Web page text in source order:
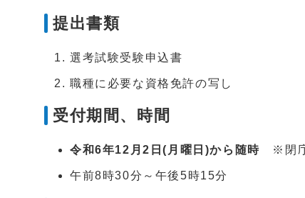
提出書類
選考試験受験申込書
職種に必要な資格免許の写し
受付期間、時間
令和6年12月2日(月曜日)から随時 ※閉庁
午前8時30分～午後5時15分